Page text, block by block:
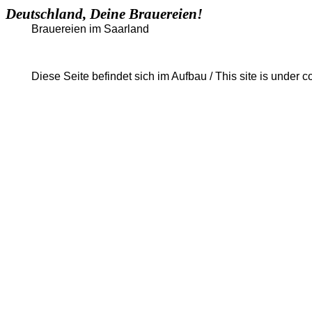
Deutschland, Deine Brauereien!
Brauereien im Saarland
Diese Seite befindet sich im Aufbau / This site is under